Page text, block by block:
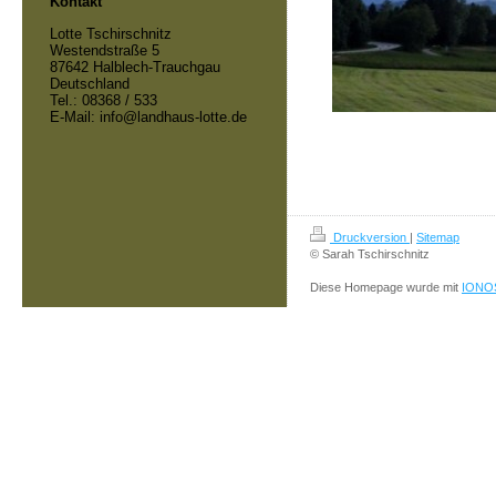
Lotte Tschirschnitz
Westendstraße 5
87642 Halblech-Trauchgau
Deutschland
Tel.: 08368 / 533
E-Mail: info@landhaus-lotte.de
Druckversion
Sitemap
© Sarah Tschirschnitz
Diese Homepage wurde mit